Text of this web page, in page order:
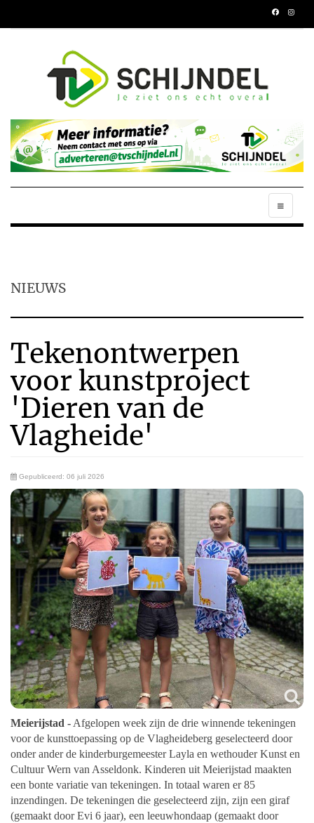
NIEUWS
Tekenontwerpen
voor kunstproject
'Dieren van de
Vlagheide'
Gepubliceerd: 06 juli 2026
Meierijstad - Afgelopen week zijn de drie winnende tekeningen
voor de kunsttoepassing op de Vlagheideberg geselecteerd door
onder ander de kinderburgemeester Layla en wethouder Kunst en
Cultuur Wern van Asseldonk. Kinderen uit Meierijstad maakten
een bonte variatie van tekeningen. In totaal waren er 85
inzendingen. De tekeningen die geselecteerd zijn, zijn een giraf
(gemaakt door Evi 6 jaar), een leeuwhondaap (gemaakt door